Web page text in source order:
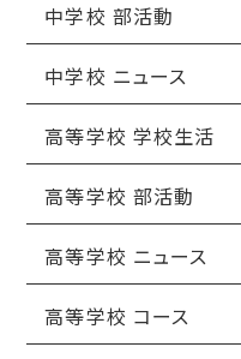
中学校 部活動
中学校 ニュース
高等学校 学校生活
高等学校 部活動
高等学校 ニュース
高等学校 コース